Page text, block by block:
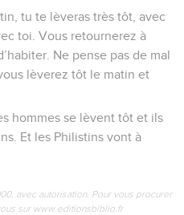
tu te lèveras très tôt, avec
toi. Vous retournerez à
Ne pense pas de mal
lèverez tôt le matin et
hommes se lèvent tôt et ils
Et les Philistins vont à
avec autorisation. Pour vous procurer
sur www.editionsbiblio.fr